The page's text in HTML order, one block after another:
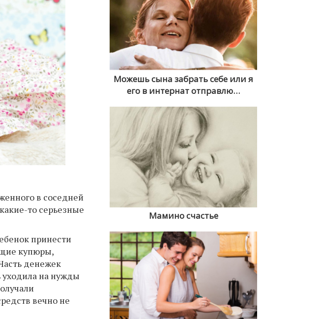
в соседней
то серьезные
принести
купюры,
денежек
уходила на нужды
вечно не
Можешь сына забрать себе или я
его в интернат отправлю…
Мамино счастье